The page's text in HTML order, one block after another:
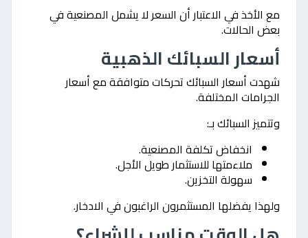
مع الأخذ في الاعتبار أن السعر لا يشمل المصنعية في
بعض الحالات.
أسعار السبائك الذهبية
شهدت أسعار السبائك تحركات متوافقة مع أسعار
الجرامات المختلفة.
وتتميز السبائك بـ:
انخفاض تكلفة المصنعية.
ملاءمتها للاستثمار طويل الأجل.
سهولة التخزين.
ولهذا يفضلها المستثمرون الراغبون في الادخار.